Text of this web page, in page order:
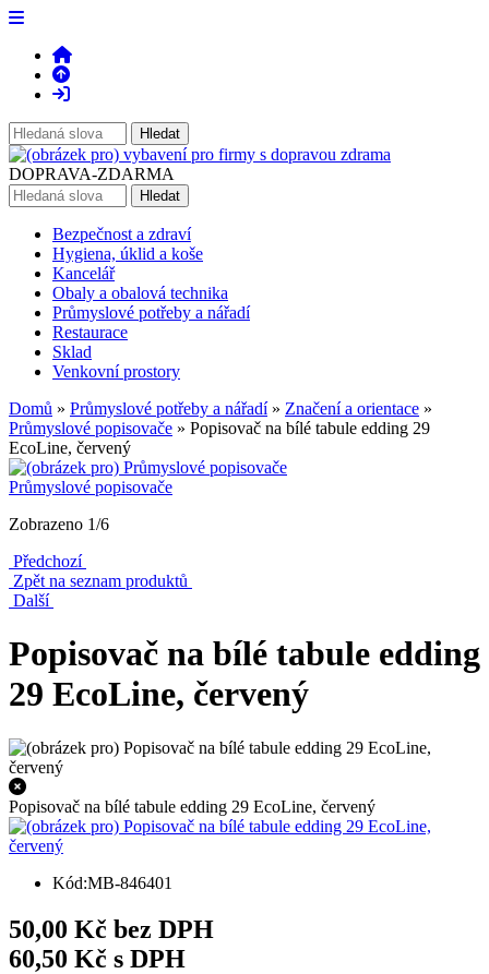
DOPRAVA-ZDARMA
Bezpečnost a zdraví
Hygiena, úklid a koše
Kancelář
Obaly a obalová technika
Průmyslové potřeby a nářadí
Restaurace
Sklad
Venkovní prostory
Domů » Průmyslové potřeby a nářadí» Značení a orientace »
Průmyslové popisovače » Popisovač na bílé tabule edding 29
EcoLine, červený
Průmyslové popisovače
Zobrazeno 1/6
Předchozí
Zpět na seznam produktů
Další
Popisovač na bílé tabule edding
29 EcoLine, červený
Popisovač na bílé tabule edding 29 EcoLine, červený
Kód:MB-846401
50,00 Kč bez DPH
60,50 Kč s DPH